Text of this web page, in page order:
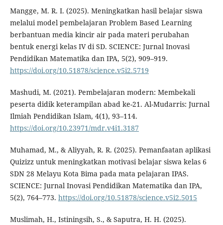
Mangge, M. R. I. (2025). Meningkatkan hasil belajar siswa
melalui model pembelajaran Problem Based Learning
berbantuan media kincir air pada materi perubahan
bentuk energi kelas IV di SD. SCIENCE: Jurnal Inovasi
Pendidikan Matematika dan IPA, 5(2), 909–919.
https://doi.org/10.51878/science.v5i2.5719
Mashudi, M. (2021). Pembelajaran modern: Membekali
peserta didik keterampilan abad ke-21. Al-Mudarris: Jurnal
Ilmiah Pendidikan Islam, 4(1), 93–114.
https://doi.org/10.23971/mdr.v4i1.3187
Muhamad, M., & Aliyyah, R. R. (2025). Pemanfaatan aplikasi
Quizizz untuk meningkatkan motivasi belajar siswa kelas 6
SDN 28 Melayu Kota Bima pada mata pelajaran IPAS.
SCIENCE: Jurnal Inovasi Pendidikan Matematika dan IPA,
5(2), 764–773. https://doi.org/10.51878/science.v5i2.5015
Muslimah, H., Istiningsih, S., & Saputra, H. H. (2025).